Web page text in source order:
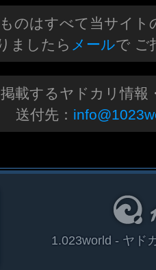
のはすべて当サイト
ましたら メールで ご
載するヤドカリ情報
送付先：
1.023world - ヤド